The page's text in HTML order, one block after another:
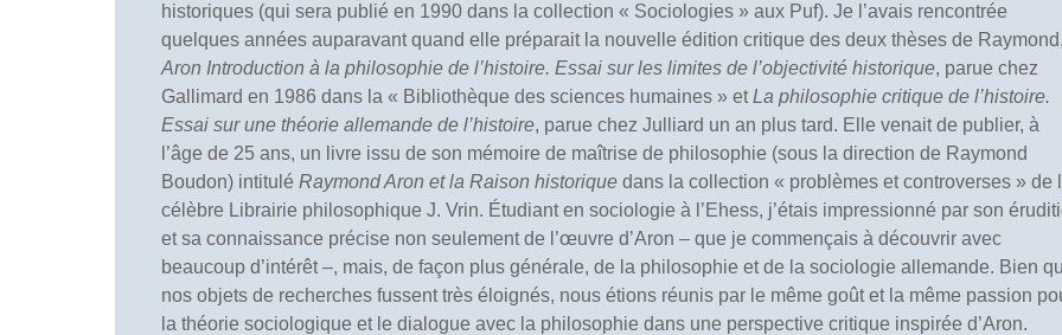
historiques (qui sera publié en 1990 dans la collection « Sociologies » aux Puf). Je l’avais rencontrée
quelques années auparavant quand elle préparait la nouvelle édition critique des deux thèses de
Aron Introduction à la philosophie de l’histoire. Essai sur les limites de l’objectivité historique, parue chez
Gallimard en 1986 dans la « Bibliothèque des sciences humaines » etLa philosophie critique de l’histoire.
Essai sur une théorie allemande de l’histoire, parue chez Julliard un an plus tard. Elle venait de publier, à
l’âge de 25 ans, un livre issu de son mémoire de maîtrise de philosophie (sous la direction de Raymond
Boudon) intitulé Raymond Aron et la Raison historique dans la collection « problèmes et controverses » de
célèbre Librairie philosophique J. Vrin. Étudiant en sociologie à l’Ehess, j’étais impressionné par son
et sa connaissance précise non seulement de l’œuvre d’Aron – que je commençais à découvrir avec
beaucoup d’intérêt –, mais, de façon plus générale, de la philosophie et de la sociologie allemande. Bien
nos objets de recherches fussent très éloignés, nous étions réunis par le même goût et la même passion
la théorie sociologique et le dialogue avec la philosophie dans une perspective critique inspirée d’Aron.